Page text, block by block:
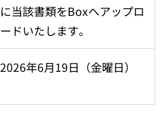
に当該書類をBoxへアップロ
ードいたします。
2026年6月19日（金曜日）